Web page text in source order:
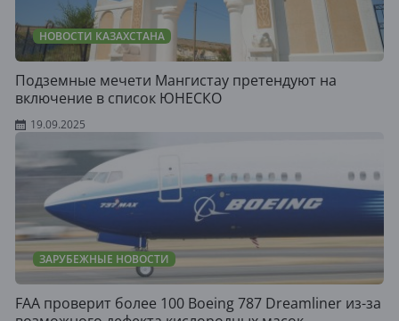
НОВОСТИ КАЗАХСТАНА
Подземные мечети Мангистау претендуют на
включение в список ЮНЕСКО
19.09.2025
ЗАРУБЕЖНЫЕ НОВОСТИ
FAA проверит более 100 Boeing 787 Dreamliner из-за